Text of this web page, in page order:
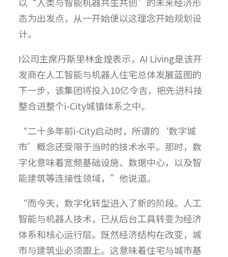
态为出发点，从一开始便以这理念开始规划设
计。
I公司主席丹斯里林金煌表示，AI Living是该开
发商在人工智能与机器人住宅总体发展蓝图的
下一步，该集团将投入10亿令吉，把先进科技
整合进整个i-City城镇体系之中。
“二十多年前i-City启动时，所谓的‘数字城
市’概念还受限于当时的技术水平。那时，数
字化意味着宽频基础设施、数据中心，以及智
能建筑等连接性领域，”他说道。
“而今天，数字化转型进入了新的阶段。人工
智能与机器人技术，已从后台工具转变为经济
体系和核心运行层。既然经济结构在改变，城
市与建筑业必须跟上。这意味着住宅与城市基